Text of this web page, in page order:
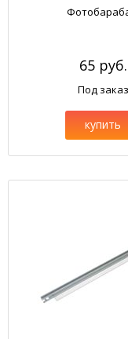
65 руб.
Под заказ
купить